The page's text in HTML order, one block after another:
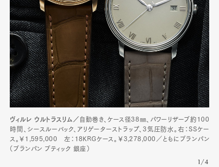
ヴィルレ ウルトラスリム／ 自動巻き、ケース径38㎜、パワーリザーブ約100
時間、シースルーバック、アリゲーターストラップ、3気圧防水。右：SSケー
ス。￥1,595,000 左：18KRGケース。￥3,278,000／ともにブランパン
（ブランパン ブティック 銀座）
1/4